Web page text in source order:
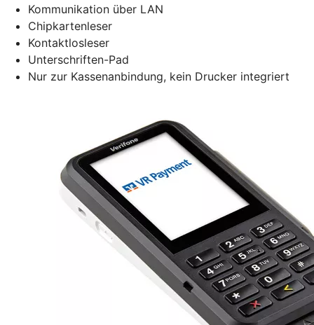
Kommunikation über LAN
Chipkartenleser
Kontaktlosleser
Unterschriften-Pad
Nur zur Kassenanbindung, kein Drucker integriert